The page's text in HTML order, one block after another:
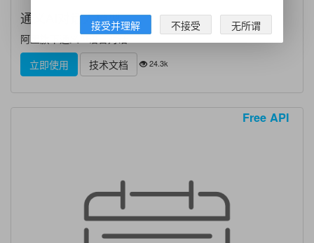
通义AI对话大模型
阿里旗下通义AI语言对话...
立即使用
技术文档 24.3k
Free API
接受并理解 不接受 无所谓